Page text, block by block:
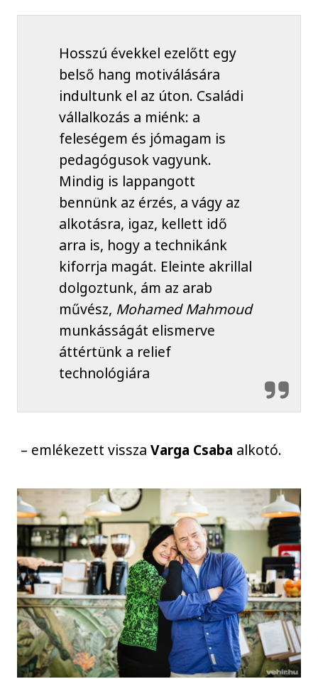
Hosszú évekkel ezelőtt egy
belső hang motiválására
indultunk el az úton. Családi
vállalkozás a miénk: a
feleségem és jómagam is
pedagógusok vagyunk.
Mindig is lappangott
bennünk az érzés, a vágy az
alkotásra, igaz, kellett idő
arra is, hogy a technikánk
kiforrja magát. Eleinte akrillal
dolgoztunk, ám az arab
művész, Mohamed Mahmoud
munkásságát elismerve
áttértünk a relief
technológiára
– emlékezett visszaVarga Csaba alkotó.